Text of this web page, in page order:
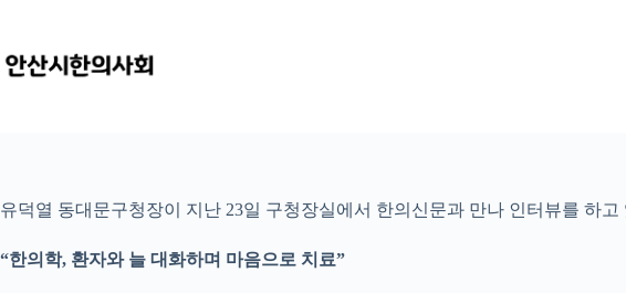
으
로
유덕열 동대문구청장이 지난 23일 구청장실에서 한의신문과 만나 인터뷰를 하고
“한의학, 환자와 늘 대화하며 마음으로 치료”